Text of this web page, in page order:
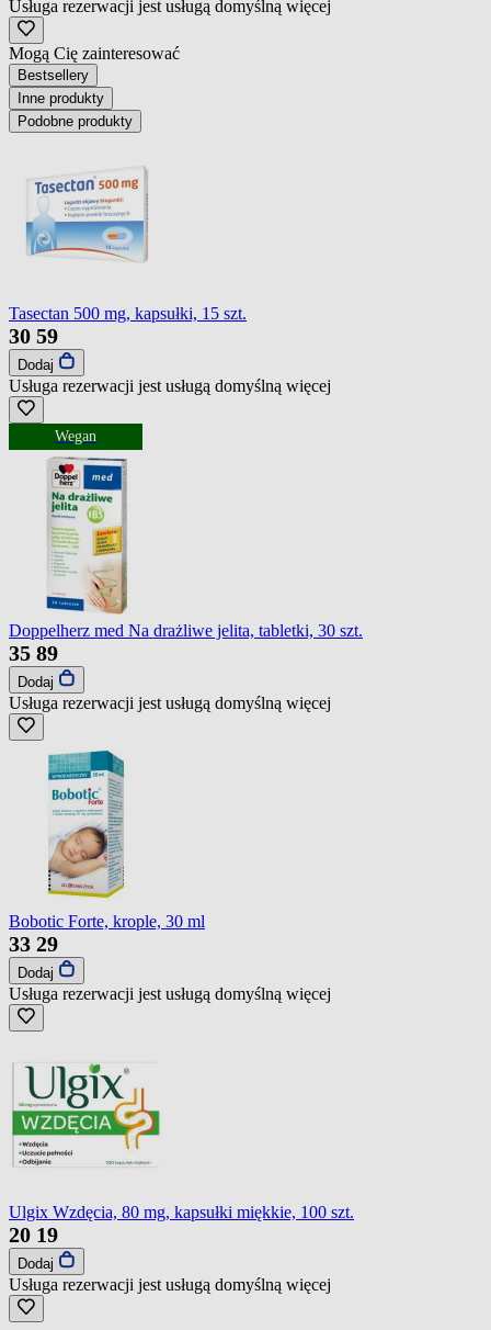
Usługa rezerwacji jest usługą domyślną więcej
Mogą Cię zainteresować
Bestsellery
Inne produkty
Podobne produkty
Tasectan 500 mg, kapsułki, 15 szt.
30 59
Dodaj
Usługa rezerwacji jest usługą domyślną więcej
Wegan
Doppelherz med Na drażliwe jelita, tabletki, 30 szt.
35 89
Dodaj
Usługa rezerwacji jest usługą domyślną więcej
Bobotic Forte, krople, 30 ml
33 29
Dodaj
Usługa rezerwacji jest usługą domyślną więcej
Ulgix Wzdęcia, 80 mg, kapsułki miękkie, 100 szt.
20 19
Dodaj
Usługa rezerwacji jest usługą domyślną więcej